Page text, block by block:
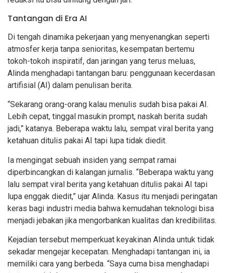
Tantangan di Era AI
Di tengah dinamika pekerjaan yang menyenangkan seperti
atmosfer kerja tanpa senioritas, kesempatan bertemu
tokoh-tokoh inspiratif, dan jaringan yang terus meluas,
Alinda menghadapi tantangan baru: penggunaan kecerdasan
artifisial (AI) dalam penulisan berita.
“Sekarang orang-orang kalau menulis sudah bisa pakai AI.
Lebih cepat, tinggal masukin prompt, naskah berita sudah
jadi,” katanya. Beberapa waktu lalu, sempat viral berita yang
ketahuan ditulis pakai AI tapi lupa tidak diedit.
Ia mengingat sebuah insiden yang sempat ramai
diperbincangkan di kalangan jurnalis. “Beberapa waktu yang
lalu sempat viral berita yang ketahuan ditulis pakai AI tapi
lupa enggak diedit,” ujar Alinda. Kasus itu menjadi peringatan
keras bagi industri media bahwa kemudahan teknologi bisa
menjadi jebakan jika mengorbankan kualitas dan kredibilitas.
Kejadian tersebut memperkuat keyakinan Alinda untuk tidak
sekadar mengejar kecepatan. Menghadapi tantangan ini, ia
memiliki cara yang berbeda. “Saya cuma bisa menghadapi